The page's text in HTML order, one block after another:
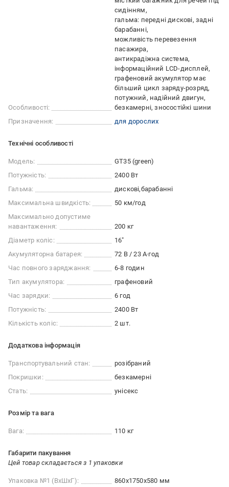
Особливості:
сидінням
гальма: передні дискові, задні
барабанні
можливість перевезення
пасажира
антикрадіжна система
інформаційний LCD-дисплей
графеновий акумулятор має
більший цикл заряду-розряд
потужний, надійний двигун
безкамерні, зносостійкі шини
Призначення:
для дорослих
Технічні особливості
Модель:
GT35 (green)
Потужність:
2400 Вт
Гальма:
дискові барабанні
Максимальна швидкість:
50 км/год
Максимально допустиме
навантаження:
200 кг
Діаметр коліс:
16"
Акумуляторна батарея:
72 В / 23 А·год
Час повного заряджання:
6-8 годин
Тип акумулятора:
графеновий
Час зарядки:
6 год
Потужність:
2400 Вт
Кількість коліс:
2 шт.
Додаткова інформація
Транспортувальний стан:
розібраний
Покришки:
безкамерні
Стать:
унісекс
Розмір та вага
Вага: 110 кг
Габарити пакування
Цей товар складається з 1 упаковки
Упаковка №1 (ВхШхГ):
860x1750x580 мм